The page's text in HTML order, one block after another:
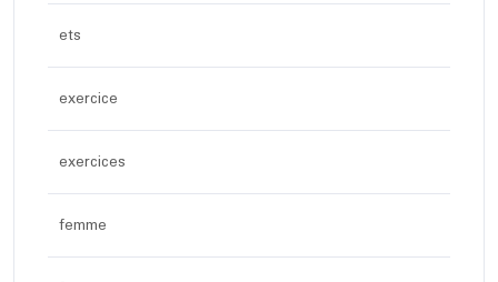
ets
exercice
exercices
femme